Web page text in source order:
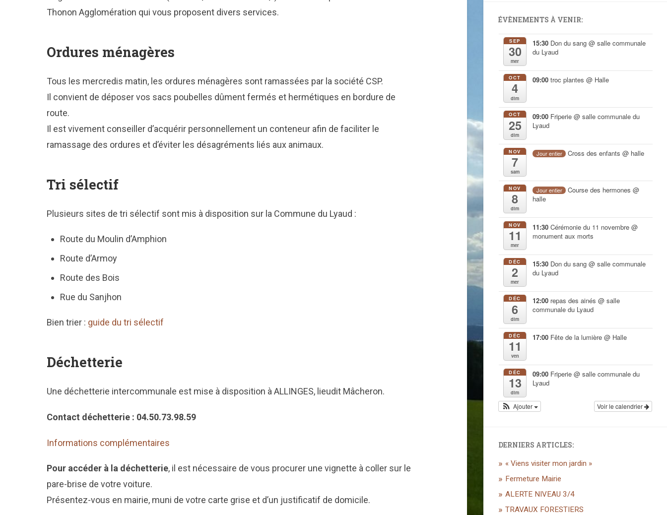
Thonon Agglomération qui vous proposent divers services.
Ordures ménagères
Tous les mercredis matin, les ordures ménagères sont ramassées par la société CSP.
Il convient de déposer vos sacs poubelles dûment fermés et hermétiques en bordure de
route.
Il est vivement conseiller d’acquérir personnellement un conteneur afin de faciliter le
ramassage des ordures et d’éviter les désagréments liés aux animaux.
Tri sélectif
Plusieurs sites de tri sélectif sont mis à disposition sur la Commune du Lyaud :
Route du Moulin d’Amphion
Route d’Armoy
Route des Bois
Rue du Sanjhon
Bien trier : guide du tri sélectif
Déchetterie
Une déchetterie intercommunale est mise à disposition à ALLINGES, lieudit Mâcheron.
Contact déchetterie : 04.50.73.98.59
Informations complémentaires
Pour accéder à la déchetterie, il est nécessaire de vous procurer une vignette à coller sur le
pare-brise de votre voiture.
Présentez-vous en mairie, muni de votre carte grise et d’un justificatif de domicile.
ÉVÈNEMENTS À VENIR:
SEP
30
mer
15:30 Don du sang @ salle communale
du Lyaud
OCT
4
dim
09:00 troc plantes @ Halle
OCT
25
dim
09:00 Friperie @ salle communale du
Lyaud
NOV
7
sam
Jour entier Cross des enfants@ halle
NOV
8
dim
Jour entier Course des hermones@
halle
NOV
11
mer
11:30 Cérémonie du 11 novembre @
monument aux morts
DÉC
2
mer
15:30 Don du sang @ salle communale
du Lyaud
DÉC
6
dim
12:00 repas des ainés @ salle
communale du Lyaud
DÉC
11
ven
17:00 Fête de la lumière @ Halle
DÉC
13
dim
09:00 Friperie @ salle communale du
Lyaud
Voir le calendrier
Ajouter
DERNIERS ARTICLES:
« Viens visiter mon jardin »
Fermeture Mairie
ALERTE NIVEAU 3/4
TRAVAUX FORESTIERS